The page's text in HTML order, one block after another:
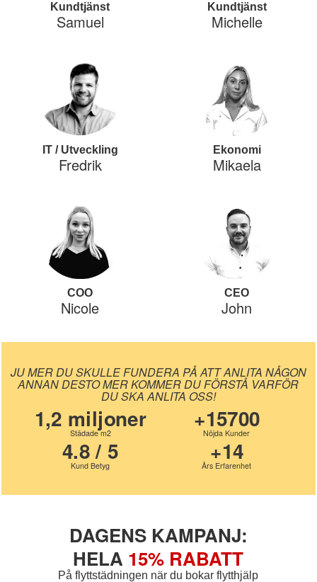
Kundtjänst
Samuel
Kundtjänst
Michelle
IT / Utveckling
Fredrik
Ekonomi
Mikaela
COO
Nicole
CEO
John
JU MER DU SKULLE FUNDERA PÅ ATT ANLITA NÅGON
ANNAN DESTO MER KOMMER DU FÖRSTÅ VARFÖR
DU SKA ANLITA OSS!
1,2 miljoner
Städade m2
+15700
Nöjda Kunder
4.8 / 5
Kund Betyg
+14
Års Erfarenhet
DAGENS KAMPANJ:
HELA 15% RABATT
På flyttstädningen när du bokar flytthjälp